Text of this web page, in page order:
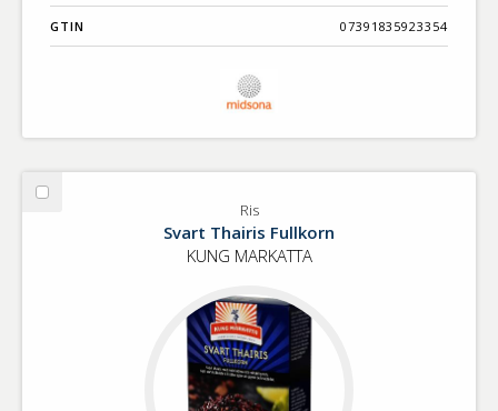
GTIN 07391835923354
Välj
Ris
Svart Thairis Fullkorn
KUNG MARKATTA